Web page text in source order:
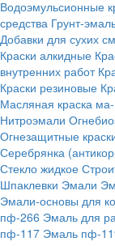
Водоэмульсионные
средства Грунт-
Добавки для сухих
Краски алкидные
внутренних работ
Краски резиновые
Масляная краска
Нитроэмали
Огнезащитные
Серебрянка
Стекло жидкое
Шпаклевки Эмали
Эмали-основы для
пф-266 Эмаль для
пф-117 Эмаль пф-